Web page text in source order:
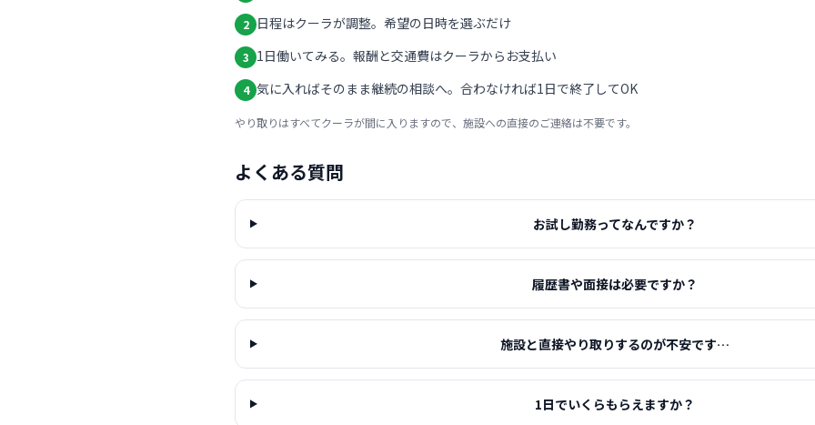
2 日程はクーラが調整。希望の日時を選ぶだけ
3 1日働いてみる。報酬と交通費はクーラからお支払い
4 気に入ればそのまま継続の相談へ。合わなければ1日で終了してOK
やり取りはすべてクーラが間に入りますので、施設への直接のご連絡は不要です。
よくある質問
お試し勤務ってなんですか？
履歴書や面接は必要ですか？
施設と直接やり取りするのが不安です…
1日でいくらもらえますか？